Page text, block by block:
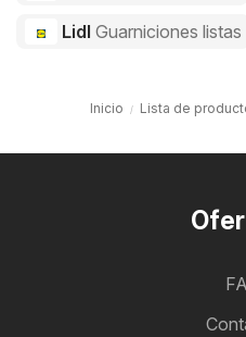
Lidl Guarniciones listas
Inicio Lista de